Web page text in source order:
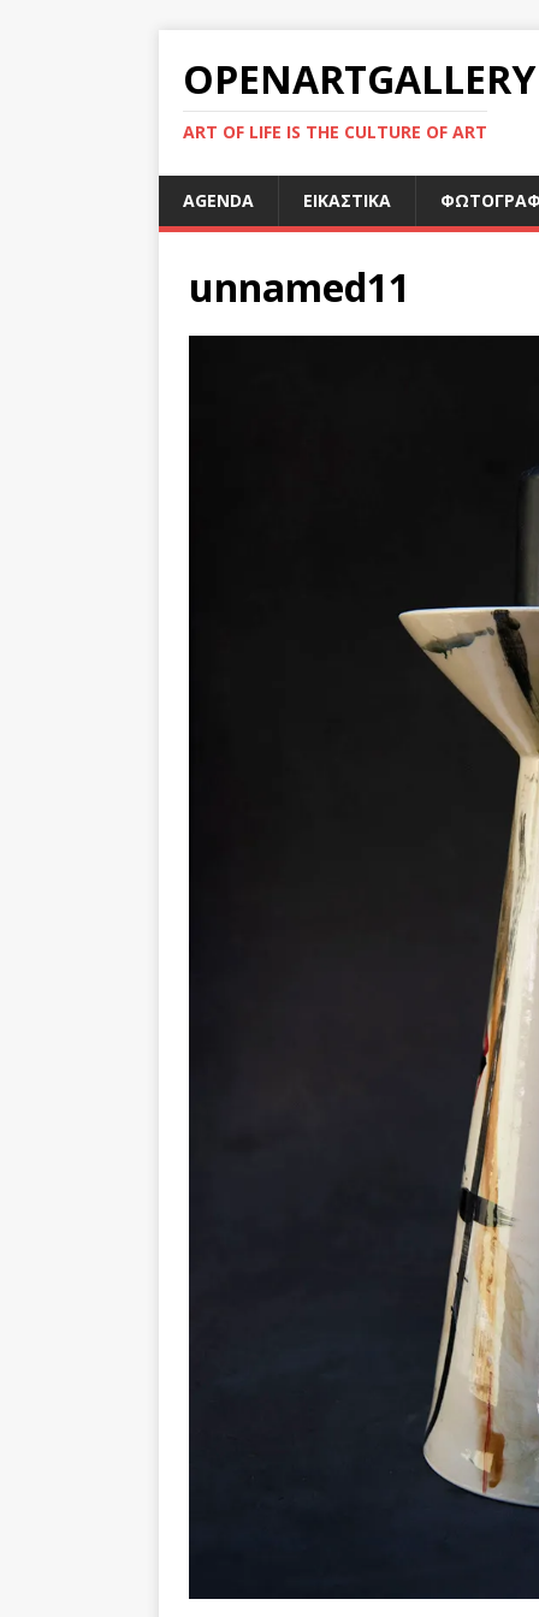
OPENARTGALLERY
ART OF LIFE IS THE CULTURE OF ART
AGENDA ΕΙΚΑΣΤΙΚΑ
unnamed11